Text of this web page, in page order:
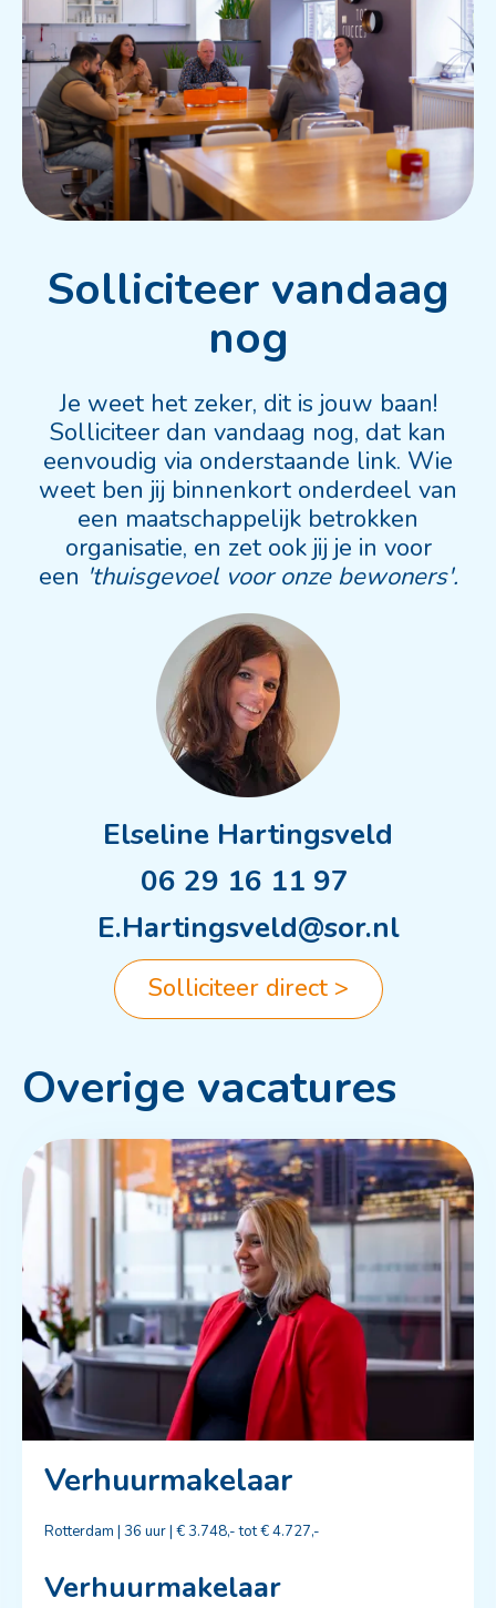
Solliciteer vandaag
nog
Je weet het zeker, dit is jouw baan!
Solliciteer dan vandaag nog, dat kan
eenvoudig via onderstaande link. Wie
weet ben jij binnenkort onderdeel van
een maatschappelijk betrokken
organisatie, en zet ook jij je in voor
een 'thuisgevoel voor onze bewoners'.
Elseline Hartingsveld
06 29 16 11 97
E.Hartingsveld@sor.nl
Solliciteer direct >
Overige vacatures
Verhuurmakelaar
Rotterdam | 36 uur | €3.748,- tot € 4.727,-
Verhuurmakelaar